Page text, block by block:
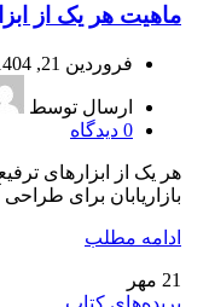
ماهیت هر یک از
فروردین 21, 1404
ارسال توسط
0 دیدگاه
هر یک از ابزارهای
بازاریابان برای
ادامه مطلب
21 مهر
بریده‌های کتاب